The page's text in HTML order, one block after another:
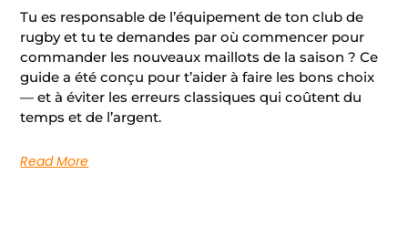
Tu es responsable de l’équipement de ton club de
rugby et tu te demandes par où commencer pour
commander les nouveaux maillots de la saison ? Ce
guide a été conçu pour t’aider à faire les bons choix
— et à éviter les erreurs classiques qui coûtent du
temps et de l’argent.
Read More